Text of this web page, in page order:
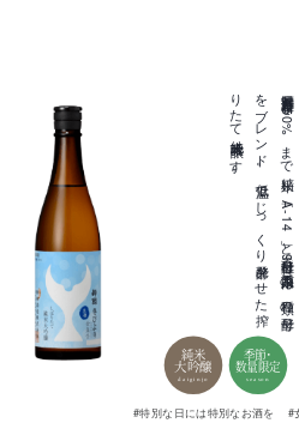
福井県産五百万石を
5
0
%
ま
で
精米し
、
「A
-
1
4
」と
自社酵母（9
号系由来）の
2
種類の
酵母
を
ブ
レ
ン
ド
。
低温で
じ
っ
く
り
発酵さ
せ
た
搾
り
た
て
純米大吟醸で
す
。
純米
大吟醸
daiginjo
季節・
数量限定
season
#特別な日には特別なお酒を #